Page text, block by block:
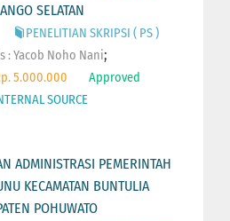
SELATAN
PENELITIAN SKRIPSI ( PS )
:Yacob Noho Nani;
5.000.000
Approved
SOURCE
ADMINISTRASI PEMERINTAH
KECAMATAN BUNTULIA
POHUWATO